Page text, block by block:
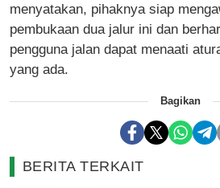
menyatakan, pihaknya siap
pembukaan dua jalur ini dan
pengguna jalan dapat menaati
yang ada.
Bagikan
BERITA TERKAIT